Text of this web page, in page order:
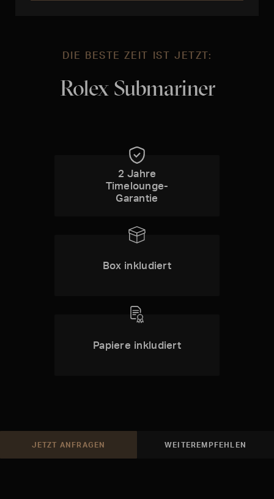
DIE BESTE ZEIT IST JETZT:
Rolex Submariner
2 Jahre
Timelounge-
Garantie
Box inkludiert
Papiere inkludiert
JETZT ANFRAGEN WEITEREMPFEHLEN